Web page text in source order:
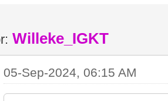
Willeke_IGKT
05-Sep-2024, 06:15 AM